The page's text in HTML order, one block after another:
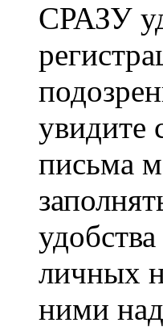
СРАЗУ
увидите
письма
личных
ними